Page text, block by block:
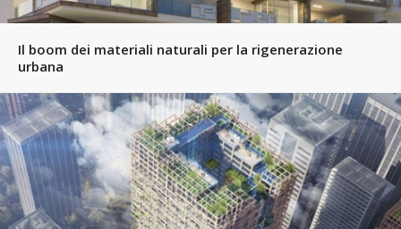
Il boom dei materiali naturali per la rigenerazione
urbana